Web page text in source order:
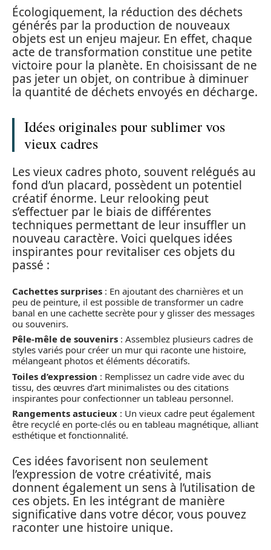
Écologiquement, la réduction des déchets
générés par la production de nouveaux
objets est un enjeu majeur. En effet, chaque
acte de transformation constitue une petite
victoire pour la planète. En choisissant de ne
pas jeter un objet, on contribue à diminuer
la quantité de déchets envoyés en décharge.
Idées originales pour sublimer vos
vieux cadres
Les vieux cadres photo, souvent relégués au
fond d’un placard, possèdent un potentiel
créatif énorme. Leur relooking peut
s’effectuer par le biais de différentes
techniques permettant de leur insuffler un
nouveau caractère. Voici quelques idées
inspirantes pour revitaliser ces objets du
passé :
Cachettes surprises : En ajoutant des charnières et un
peu de peinture, il est possible de transformer un cadre
banal en une cachette secrète pour y glisser des messages
ou souvenirs.
Pêle-mêle de souvenirs : Assemblez plusieurs cadres de
styles variés pour créer un mur qui raconte une histoire,
mélangeant photos et éléments décoratifs.
Toiles d’expression : Remplissez un cadre vide avec du
tissu, des œuvres d’art minimalistes ou des citations
inspirantes pour confectionner un tableau personnel.
Rangements astucieux : Un vieux cadre peut également
être recyclé en porte-clés ou en tableau magnétique, alliant
esthétique et fonctionnalité.
Ces idées favorisent non seulement
l’expression de votre créativité, mais
donnent également un sens à l’utilisation de
ces objets. En les intégrant de manière
significative dans votre décor, vous pouvez
raconter une histoire unique.